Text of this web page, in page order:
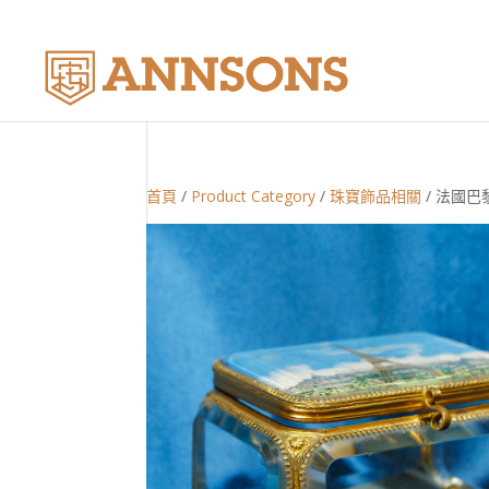
首頁 / Product Category /珠寶飾品相關 / 法國巴